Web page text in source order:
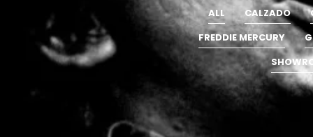
ALL CALZADO
FREDDIE MERCURY